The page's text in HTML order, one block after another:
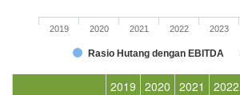
Rasio Hutang dengan EBITDA
2019 2020 2021 2022 2023
2019 2020 2021 2022